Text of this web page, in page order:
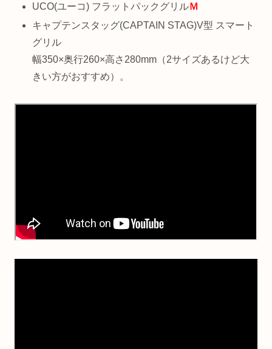
UCO(ユーコ) フラットパックグリルＭ
キャプテンスタッグ(CAPTAIN STAG)V型 スマート
グリル
幅350×奥行260×高さ280mm（2サイズあるけど大
きい方がおすすめ）。